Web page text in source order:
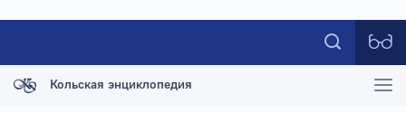
Кольская энциклопедия